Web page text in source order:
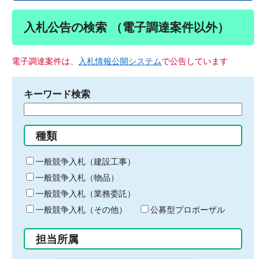
入札公告の検索 （電子調達案件以外）
電子調達案件は、 入札情報公開システムで公告しています
キーワード検索
る
キ
ー
ワ
ー
ド
入
力
種類
一般競争入札（建設工事）
一般競争入札（物品）
一般競争入札（業務委託）
一般競争入札（その他）
公募型プロポーザル
担当所属